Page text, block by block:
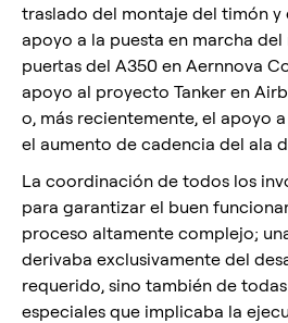
traslado del montaje del timón y
apoyo a la puesta en marcha
puertas del A350 en Aernnova
apoyo al proyecto Tanker en
o, más recientemente, el apoyo
el aumento de cadencia del ala
La coordinación de todos los
para garantizar el buen
proceso altamente complejo;
derivaba exclusivamente del
requerido, sino también de
especiales que implicaba la